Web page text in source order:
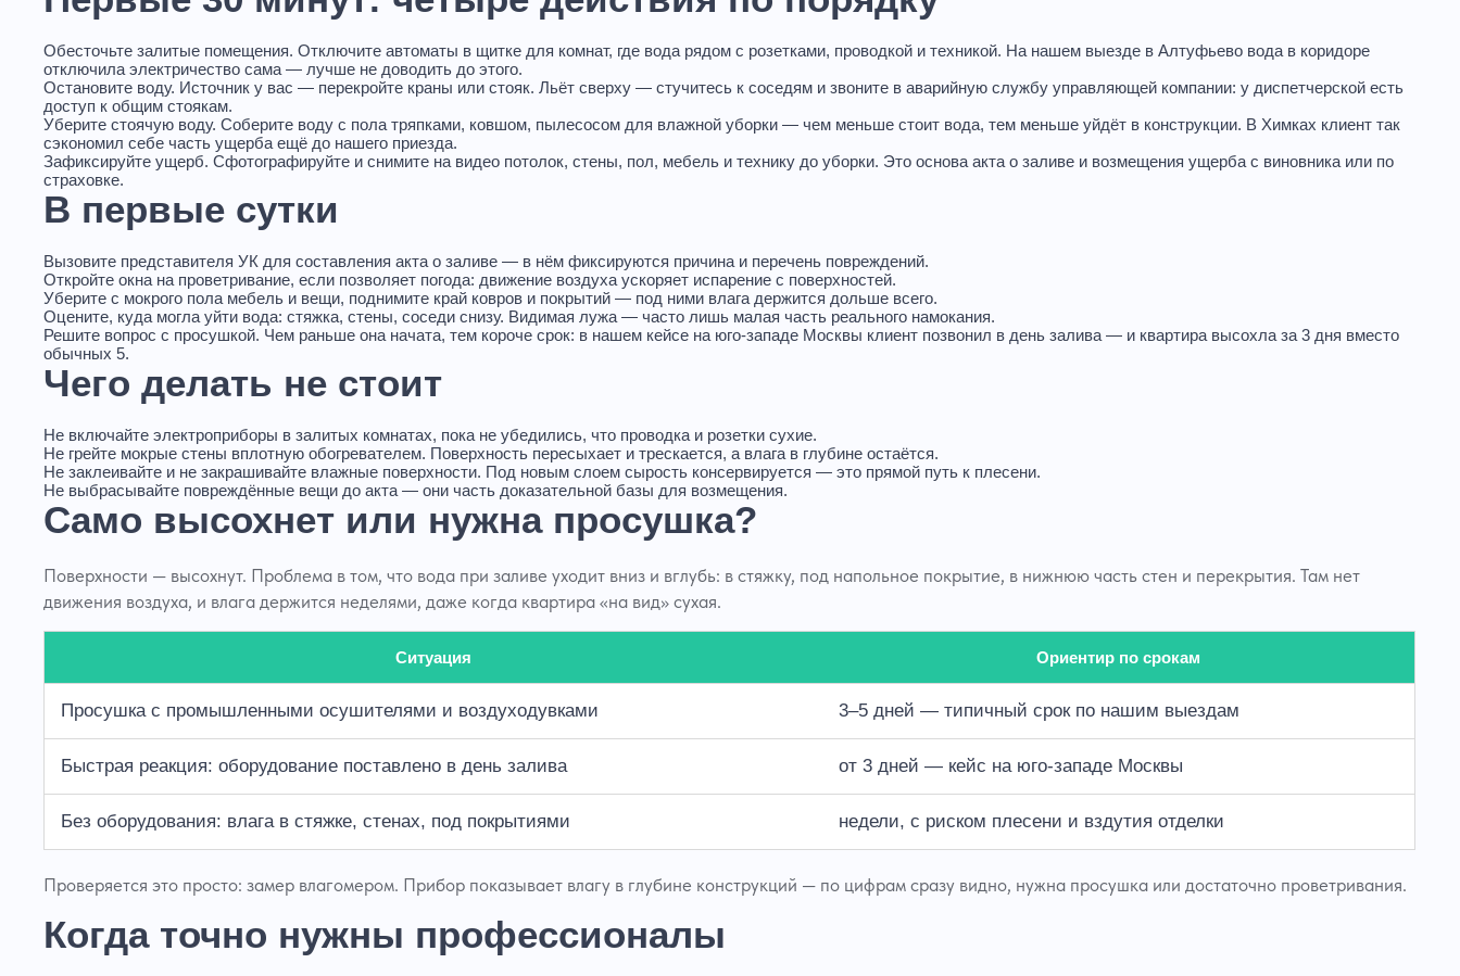
Откачка воды из колодца или
Осушение строительных
площадок
Откачка воды из гаража
Откачка воды из бассейна
Откачка воды из котельной
Откачка воды из серверной
Откачка воды из торгового
центра
Откачка воды из супермаркета
Обесточьте залитые помещения. Отключите автоматы в щитке для комнат, где вода рядом с розетками, проводкой и техникой. На нашем выезде в Алтуфьево вода в коридоре
отключила электричество сама — лучше не доводить до этого.
Остановите воду. Источник у вас — перекройте краны или стояк. Льёт сверху — стучитесь к соседям и звоните в аварийную службу управляющей компании: у диспетчерской есть
доступ к общим стоякам.
Уберите стоячую воду. Соберите воду с пола тряпками, ковшом, пылесосом для влажной уборки — чем меньше стоит вода, тем меньше уйдёт в конструкции. В Химках клиент так
сэкономил себе часть ущерба ещё до нашего приезда.
Зафиксируйте ущерб. Сфотографируйте и снимите на видео потолок, стены, пол, мебель и технику до уборки. Это основа акта о заливе и возмещения ущерба с виновника или по
страховке.
В первые сутки
Вызовите представителя УК для составления акта о заливе — в нём фиксируются причина и перечень повреждений.
Откройте окна на проветривание, если позволяет погода: движение воздуха ускоряет испарение с поверхностей.
Уберите с мокрого пола мебель и вещи, поднимите край ковров и покрытий — под ними влага держится дольше всего.
Оцените, куда могла уйти вода: стяжка, стены, соседи снизу. Видимая лужа — часто лишь малая часть реального намокания.
Решите вопрос с просушкой. Чем раньше она начата, тем короче срок: в нашем кейсе на юго-западе Москвы клиент позвонил в день залива — и квартира высохла за 3 дня вместо
обычных 5.
Чего делать не стоит
Не включайте электроприборы в залитых комнатах, пока не убедились, что проводка и розетки сухие.
Не грейте мокрые стены вплотную обогревателем. Поверхность пересыхает и трескается, а влага в глубине остаётся.
Не заклеивайте и не закрашивайте влажные поверхности. Под новым слоем сырость консервируется — это прямой путь к плесени.
Не выбрасывайте повреждённые вещи до акта — они часть доказательной базы для возмещения.
Само высохнет или нужна просушка?
Поверхности — высохнут. Проблема в том, что вода при заливе уходит вниз и вглубь: в стяжку, под напольное покрытие, в нижнюю часть стен и перекрытия. Там нет
движения воздуха, и влага держится неделями, даже когда квартира «на вид» сухая.
Ситуация Ориентир по срокам
Просушка с промышленными осушителями и воздуходувками 3–5 дней — типичный срок по нашим выездам
Быстрая реакция: оборудование поставлено в день залива от 3 дней — кейс на юго-западе Москвы
Без оборудования: влага в стяжке, стенах, под покрытиями недели, с риском плесени и вздутия отделки
Проверяется это просто: замер влагомером. Прибор показывает влагу в глубине конструкций — по цифрам сразу видно, нужна просушка или достаточно проветривания.
Когда точно нужны профессионалы